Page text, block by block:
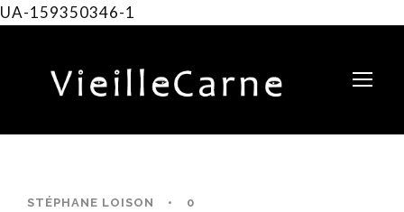
UA-159350346-1
STÉPHANE LOISON • 0